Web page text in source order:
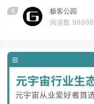
8
极客公园
阅读数 98968